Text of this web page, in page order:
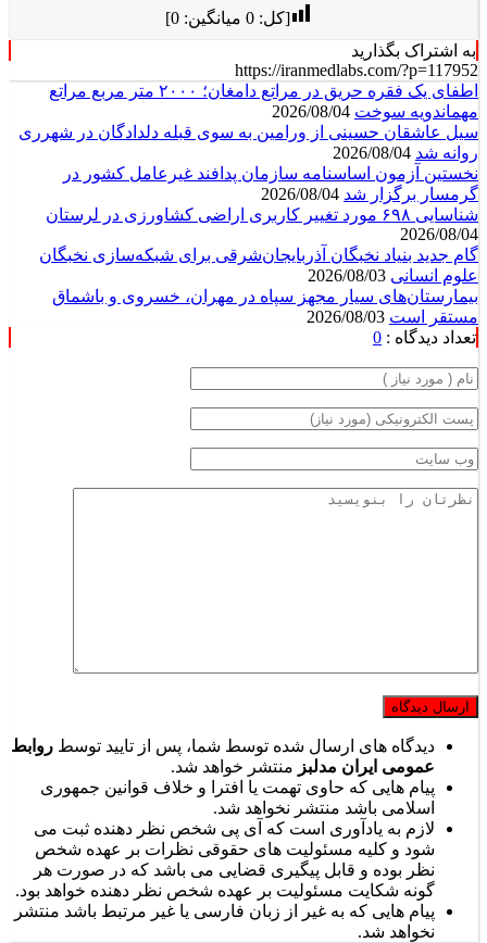
[کل:0 میانگین:0
]
به اشتراک بگذارید
https://iranmedlabs.com/?p=117952
اطفای یک فقره حریق در مراتع دامغان؛ ۲۰۰۰ متر مربع مراتع
مهماندویه سوخت
سیل عاشقان حسینی از ورامین به سوی قبله دلدادگان در شهرری
روانه شد
نخستین آزمون اساسنامه سازمان پدافند غیرعامل کشور در
گرمسار برگزار شد
شناسایی ۶۹۸ مورد تغییر کاربری اراضی کشاورزی در لرستان
2026/08/04
گام جدید بنیاد نخبگان آذربایجان‌شرقی برای شبکه‌سازی نخبگان
علوم انسانی
بیمارستان‌های سیار مجهز سپاه در مهران، خسروی و باشماق
مستقر است
تعداد دیدگاه : 0
دیدگاه های ارسال شده توسط شما، پس از تایید توسط روابط
عمومی ایران مدلبز منتشر خواهد شد.
پیام هایی که حاوی تهمت یا افترا و خلاف قوانین جمهوری
اسلامی باشد منتشر نخواهد شد.
لازم به یادآوری است که آی پی شخص نظر دهنده ثبت می
شود و کلیه مسئولیت های حقوقی نظرات بر عهده شخص
نظر بوده و قابل پیگیری قضایی می باشد که در صورت هر
گونه شکایت مسئولیت بر عهده شخص نظر دهنده خواهد بود.
پیام هایی که به غیر از زبان فارسی یا غیر مرتبط باشد منتشر
نخواهد شد.